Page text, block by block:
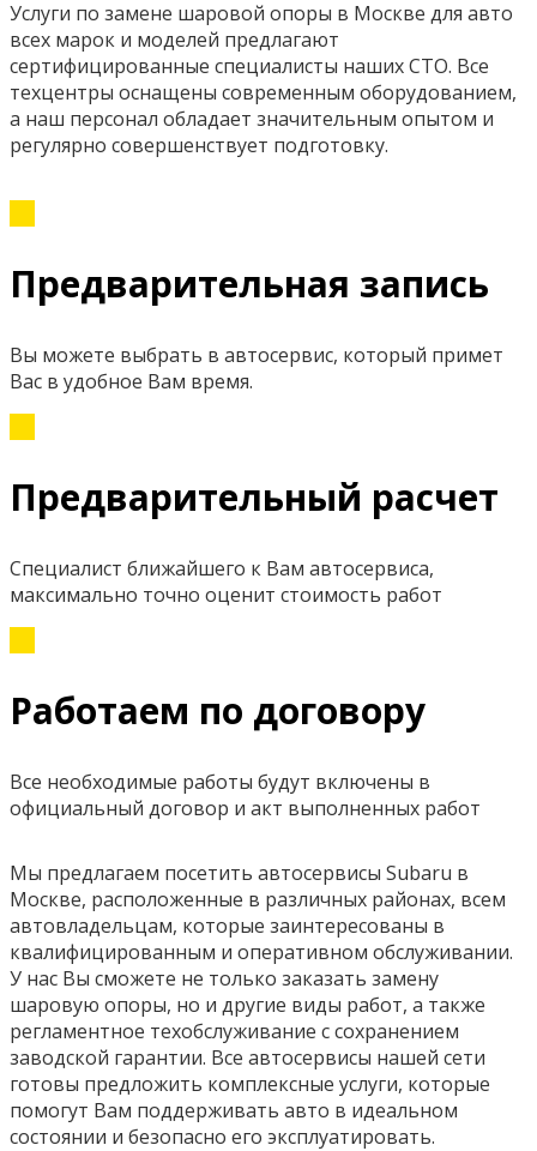
Услуги по замене шаровой опоры в Москве для авто
всех марок и моделей предлагают
сертифицированные специалисты наших СТО. Все
техцентры оснащены современным оборудованием,
а наш персонал обладает значительным опытом и
регулярно совершенствует подготовку.
Предварительная запись
Вы можете выбрать в автосервис, который примет
Вас в удобное Вам время.
Предварительный расчет
Специалист ближайшего к Вам автосервиса,
максимально точно оценит стоимость работ
Работаем по договору
Все необходимые работы будут включены в
официальный договор и акт выполненных работ
Мы предлагаем посетить автосервисы Subaru в
Москве, расположенные в различных районах, всем
автовладельцам, которые заинтересованы в
квалифицированным и оперативном обслуживании.
У нас Вы сможете не только заказать замену
шаровую опоры, но и другие виды работ, а также
регламентное техобслуживание с сохранением
заводской гарантии. Все автосервисы нашей сети
готовы предложить комплексные услуги, которые
помогут Вам поддерживать авто в идеальном
состоянии и безопасно его эксплуатировать.